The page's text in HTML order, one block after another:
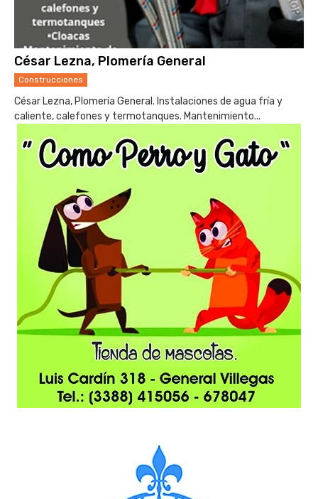
César Lezna, Plomería General
Construcciones
César Lezna, Plomería General. Instalaciones de agua fría y
caliente, calefones y termotanques. Mantenimiento...